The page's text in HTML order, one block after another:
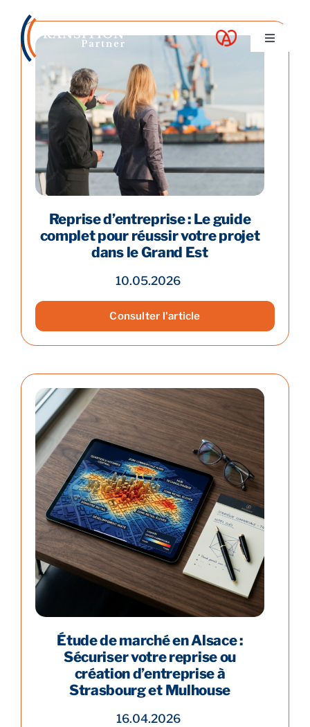
content
Toggle
A propos
Nos services
Nos guides
Contact
Reprendre son entreprise en 12 mois
Estimez votre entreprise
Prendre RDV
Reprise d’entreprise : Le guide
complet pour réussir votre projet
dans le Grand Est
10.05.2026
Consulter l'article
Étude de marché en Alsace :
Sécuriser votre reprise ou
création d’entreprise à
Strasbourg et Mulhouse
16.04.2026